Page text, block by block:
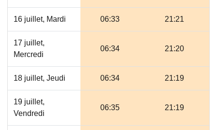
16 juillet, Mardi 06:33 21:21
17 juillet,
Mercredi
06:34 21:20
18 juillet, Jeudi 06:34 21:19
19 juillet,
Vendredi
06:35 21:19